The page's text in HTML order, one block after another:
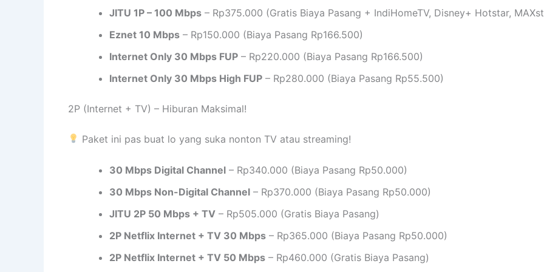
JITU 1P – 100 Mbps – Rp375.000 (Gratis Biaya Pasang + IndiHomeTV, Disney+ Hotstar,
Eznet 10 Mbps – Rp150.000 (Biaya Pasang Rp166.500)
Internet Only 30 Mbps FUP – Rp220.000 (Biaya Pasang Rp166.500)
Internet Only 30 Mbps High FUP – Rp280.000 (Biaya Pasang Rp55.500)
2P (Internet + TV) – Hiburan Maksimal!
Paket ini pas buat lo yang suka nonton TV atau streaming!
30 Mbps Digital Channel – Rp340.000 (Biaya Pasang Rp50.000)
30 Mbps Non-Digital Channel – Rp370.000 (Biaya Pasang Rp50.000)
JITU 2P 50 Mbps + TV – Rp505.000 (Gratis Biaya Pasang)
2P Netflix Internet + TV 30 Mbps – Rp365.000 (Biaya Pasang Rp50.000)
2P Netflix Internet + TV 50 Mbps – Rp460.000 (Gratis Biaya Pasang)